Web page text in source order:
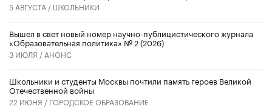
5 АВГУСТА / ШКОЛЬНИКИ
Вышел в свет новый номер научно-публицистического журнала
«Образовательная политика» № 2 (2026)
3 ИЮЛЯ / АНОНС
Школьники и студенты Москвы почтили память героев Великой
Отечественной войны
22 ИЮНЯ / ГОРОДСКОЕ ОБРАЗОВАНИЕ